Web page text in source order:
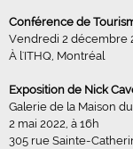
Conférence de
Vendredi 2 décembre
À l'ITHQ, Montréal
Exposition de Nick
Galerie de la Maison
2 mai 2022, à 16h
305 rue Sainte-